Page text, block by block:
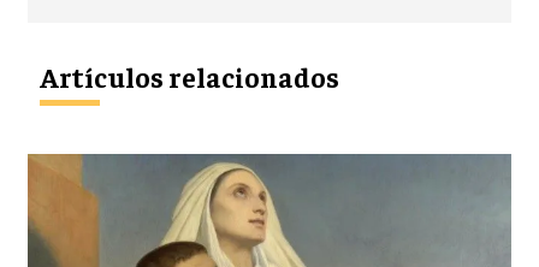
Artículos relacionados